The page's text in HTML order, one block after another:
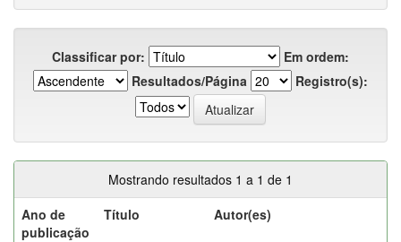
Classificar por:
Em ordem:
Resultados/Página
Registro(s):
Mostrando resultados 1 a 1 de 1
Ano de
publicação
Título Autor(es)